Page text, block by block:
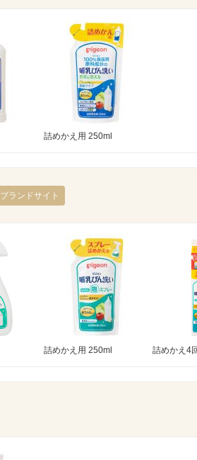
詰めかえ用 250ml
ブランドサイト
詰めかえ用 250ml 詰めかえ4